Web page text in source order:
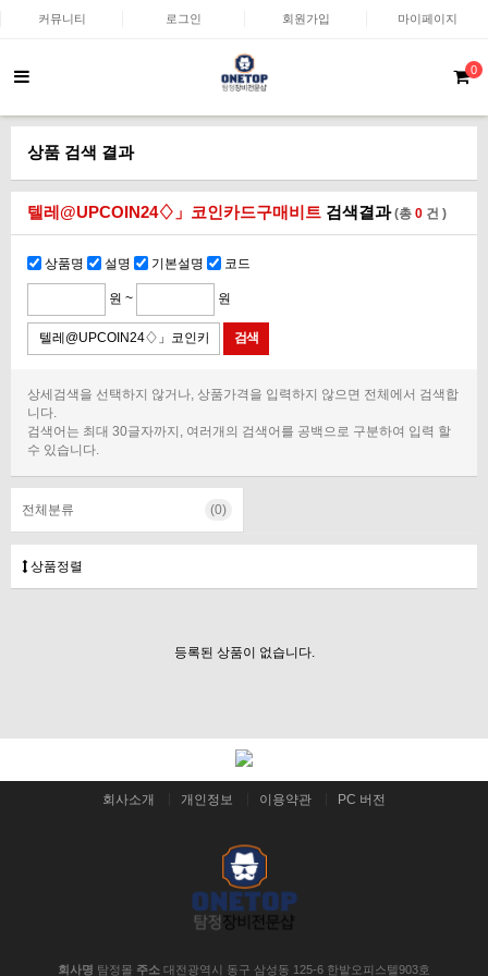
커뮤니티 로그인 회원가입 마이페이지
0
상품 검색 결과
텔레@UPCOIN24♢」코인카드구매비트 검색결과(총 0 건 )
상품명 설명 기본설명 코드
원 ~ 원
상세검색을 선택하지 않거나, 상품가격을 입력하지 않으면 전체에서 검색합
니다.
검색어는 최대 30글자까지, 여러개의 검색어를 공백으로 구분하여 입력 할
수 있습니다.
전체분류 (0)
상품정렬
등록된 상품이 없습니다.
회사소개 개인정보 이용약관 PC 버전
회사명 탐정몰 주소 대전광역시 동구 삼성동 125-6 한밭오피스텔903호